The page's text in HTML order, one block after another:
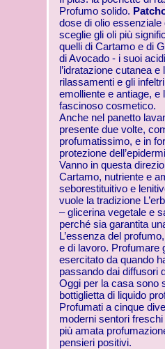
Profumo solido.
dose di olio
sceglie gli oli più
quelli di Cartamo e di
di Avocado - i suoi
l’idratazione cutanea
rilassamenti e gli
emolliente e antiage, e
fascinoso cosmetico.
Anche nel panetto
presente due volte,
profumatissimo, e in
protezione
Vanno in questa
Cartamo, nutriente e
seborestituitivo e
vuole la tradizione
– glicerina vegetale e
perché sia garantita
L’essenza del
e di lavoro. Profumare
esercitato da quando
passando dai diffusori
Oggi per la casa sono
bottiglietta di liquido
Profumati a cinque
moderni sentori
più amata
pensieri positivi.